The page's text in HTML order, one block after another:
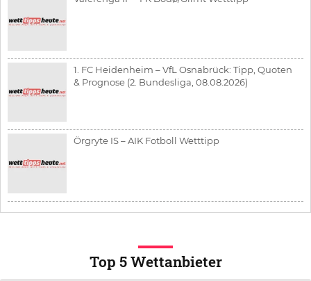
1. FC Heidenheim – VfL Osnabrück: Tipp, Quoten
& Prognose (2. Bundesliga, 08.08.2026)
Örgryte IS – AIK Fotboll Wetttipp
Top 5 Wettanbieter